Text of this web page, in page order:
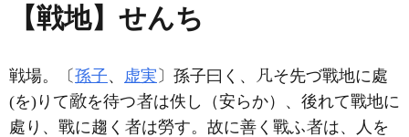
【戦地】せんち
戦場。〔 孫子、 虚実 〕孫子曰く、
そ先づ戰地に處
(を)りて
を待つ
は佚し（安らか）、後れて戰地に
處り、戰に趨く
は勞す。故に善く戰ふ
は、人を